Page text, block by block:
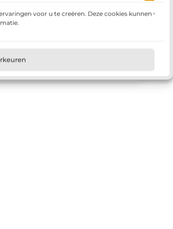
voor u te creëren. Deze cookies kunnen voor
jouw ervaringen anderen kunnen
motiveren en samenbrengen.
Registreer nu